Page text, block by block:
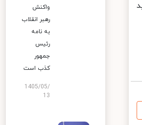
واکنش
رهبر انقلاب
به نامه
رئیس
جمهور
کذب است
1405/05/
13